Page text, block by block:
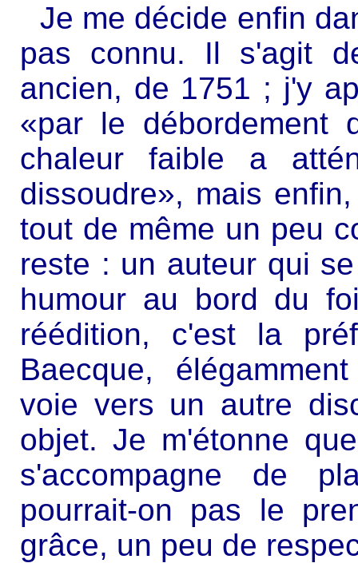
Je me décide enfin
pas connu. Il s'agit
ancien, de 1751 ; j'y
«par le débordement
chaleur faible a
dissoudre», mais
tout de même un peu
reste : un auteur qui
humour au bord du
réédition, c'est la
Baecque,
voie vers un autre
objet. Je m'étonne
s'accompagne de
pourrait-on pas le
grâce, un peu de